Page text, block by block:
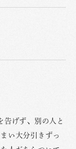
告げず、別の人と
い大分引きずっ